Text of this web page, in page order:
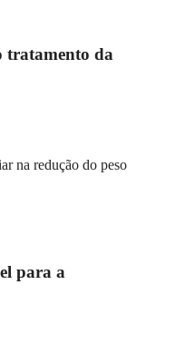
tratamento da
na redução do peso
para a